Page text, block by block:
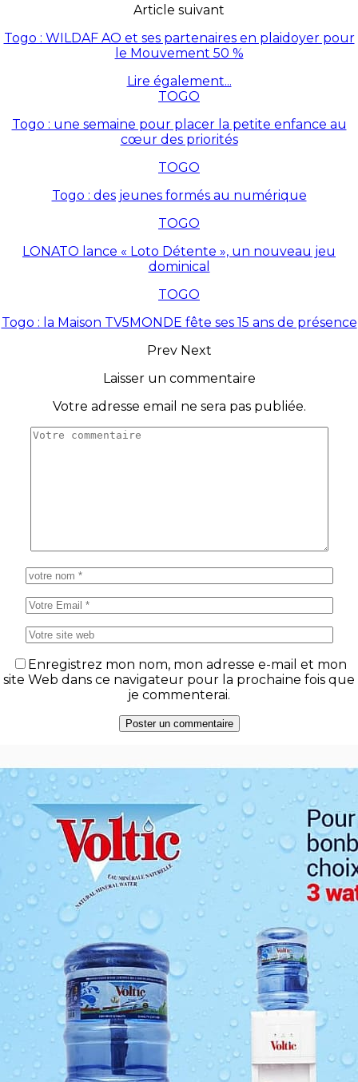
Article suivant
Togo : WILDAF AO et ses partenaires en plaidoyer pour
le Mouvement 50 %
Lire également...
TOGO
Togo : une semaine pour placer la petite enfance au
cœur des priorités
TOGO
Togo : des jeunes formés au numérique
TOGO
LONATO lance « Loto Détente », un nouveau jeu
dominical
TOGO
Togo : la Maison TV5MONDE fête ses 15 ans de présence
Prev Next
Laisser un commentaire
Votre adresse email ne sera pas publiée.
Enregistrez mon nom, mon adresse e-mail et mon
site Web dans ce navigateur pour la prochaine fois que
je commenterai.